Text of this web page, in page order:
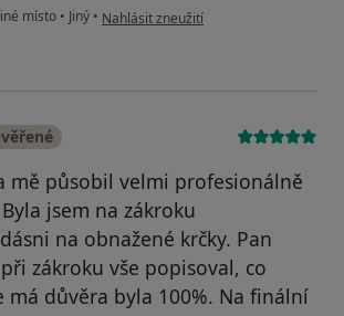
místo • Jiný • podle názoru uživatele Mayka
Nahlásit zneužití
mě působil velmi profesionálně
jsem na zákroku
na obnažené krčky. Pan
zákroku vše popisoval, co
má důvěra byla 100%. Na finální